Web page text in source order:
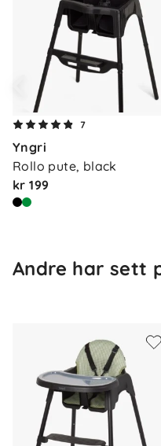
såpeoppløsning
Lagring
: Stolen
Yngri Rollo er en
for måltider og lek i alle
7
Yngri
Rollo pute, black
kr 199
Andre har sett